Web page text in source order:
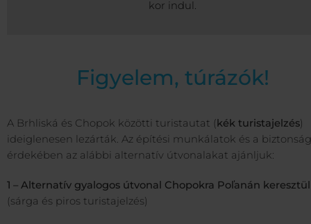
kor indul.
Figyelem, túrázók!
A Brhliská és Chopok közötti turistautat (kék turistajelzés)
ideiglenesen lezárták. Az építési munkálatok és a biztonság
érdekében az alábbi alternatív útvonalakat ajánljuk:
1 – Alternatív gyalogos útvonal Chopokra Poľanán keresztül
(sárga és piros turistajelzés)